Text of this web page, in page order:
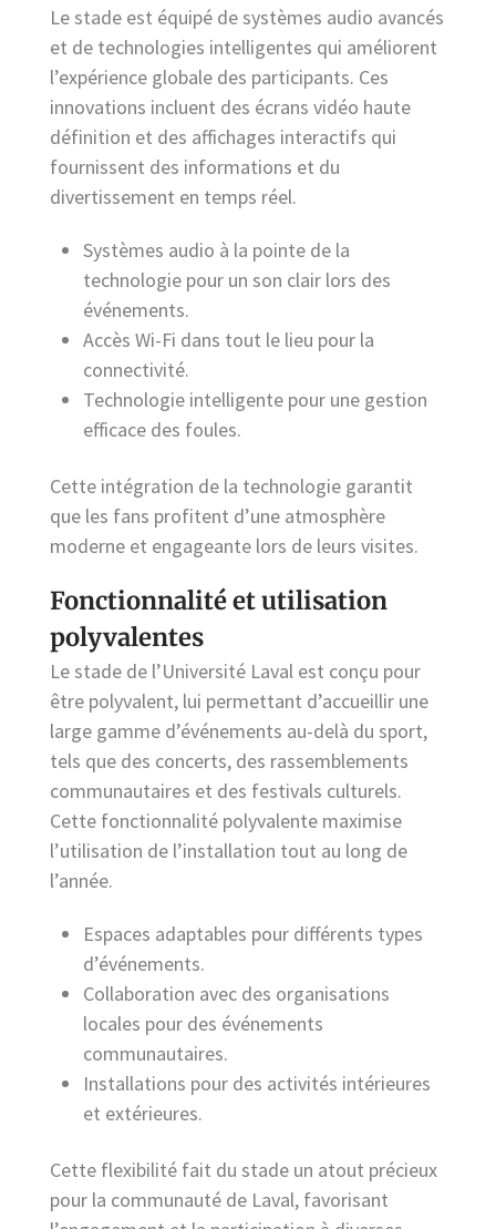
Le stade est équipé de systèmes audio avancés
et de technologies intelligentes qui améliorent
l’expérience globale des participants. Ces
innovations incluent des écrans vidéo haute
définition et des affichages interactifs qui
fournissent des informations et du
divertissement en temps réel.
Systèmes audio à la pointe de la
technologie pour un son clair lors des
événements.
Accès Wi-Fi dans tout le lieu pour la
connectivité.
Technologie intelligente pour une gestion
efficace des foules.
Cette intégration de la technologie garantit
que les fans profitent d’une atmosphère
moderne et engageante lors de leurs visites.
Fonctionnalité et utilisation
polyvalentes
Le stade de l’Université Laval est conçu pour
être polyvalent, lui permettant d’accueillir une
large gamme d’événements au-delà du sport,
tels que des concerts, des rassemblements
communautaires et des festivals culturels.
Cette fonctionnalité polyvalente maximise
l’utilisation de l’installation tout au long de
l’année.
Espaces adaptables pour différents types
d’événements.
Collaboration avec des organisations
locales pour des événements
communautaires.
Installations pour des activités intérieures
et extérieures.
Cette flexibilité fait du stade un atout précieux
pour la communauté de Laval, favorisant